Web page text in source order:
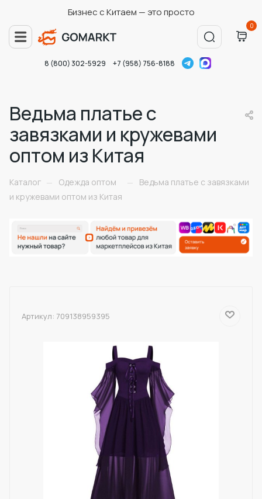
Бизнес с Китаем — это просто
0
8 (800) 302-5929 +7 (958) 756-8188
Ведьма платье с
завязками и кружевами
оптом из Китая
Каталог — Одежда оптом —
Ведьма платье с завязками
и кружевами оптом из Китая
Артикул: 709138959395